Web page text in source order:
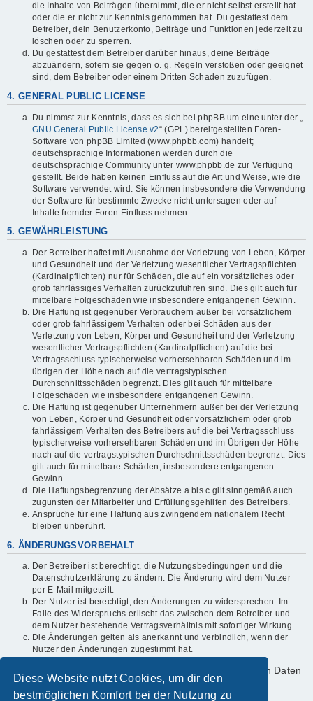
Diese Website nutzt Cookies, um dir den
bestmöglichen Komfort bei der Nutzung zu
die Inhalte von Beiträgen übernimmt, die er nicht selbst erstellt hat
oder die er nicht zur Kenntnis genommen hat. Du gestattest dem
Betreiber, dein Benutzerkonto, Beiträge und Funktionen jederzeit zu
löschen oder zu sperren.
Du gestattest dem Betreiber darüber hinaus, deine Beiträge
abzuändern, sofern sie gegen o. g. Regeln verstoßen oder geeignet
sind, dem Betreiber oder einem Dritten Schaden zuzufügen.
4. GENERAL PUBLIC LICENSE
Du nimmst zur Kenntnis, dass es sich bei phpBB um eine unter der „
GNU General Public License v2“ (GPL) bereitgestellten Foren-
Software von phpBB Limited (www.phpbb.com) handelt;
deutschsprachige Informationen werden durch die
deutschsprachige Community unter www.phpbb.de zur Verfügung
gestellt. Beide haben keinen Einfluss auf die Art und Weise, wie die
Software verwendet wird. Sie können insbesondere die Verwendung
der Software für bestimmte Zwecke nicht untersagen oder auf
Inhalte fremder Foren Einfluss nehmen.
5. GEWÄHRLEISTUNG
Der Betreiber haftet mit Ausnahme der Verletzung von Leben, Körper
und Gesundheit und der Verletzung wesentlicher Vertragspflichten
(Kardinalpflichten) nur für Schäden, die auf ein vorsätzliches oder
grob fahrlässiges Verhalten zurückzuführen sind. Dies gilt auch für
mittelbare Folgeschäden wie insbesondere entgangenen Gewinn.
Die Haftung ist gegenüber Verbrauchern außer bei vorsätzlichem
oder grob fahrlässigem Verhalten oder bei Schäden aus der
Verletzung von Leben, Körper und Gesundheit und der Verletzung
wesentlicher Vertragspflichten (Kardinalpflichten) auf die bei
Vertragsschluss typischerweise vorhersehbaren Schäden und im
übrigen der Höhe nach auf die vertragstypischen
Durchschnittsschäden begrenzt. Dies gilt auch für mittelbare
Folgeschäden wie insbesondere entgangenen Gewinn.
Die Haftung ist gegenüber Unternehmern außer bei der Verletzung
von Leben, Körper und Gesundheit oder vorsätzlichem oder grob
fahrlässigem Verhalten des Betreibers auf die bei Vertragsschluss
typischerweise vorhersehbaren Schäden und im Übrigen der Höhe
nach auf die vertragstypischen Durchschnittsschäden begrenzt. Dies
gilt auch für mittelbare Schäden, insbesondere entgangenen
Gewinn.
Die Haftungsbegrenzung der Absätze a bis c gilt sinngemäß auch
zugunsten der Mitarbeiter und Erfüllungsgehilfen des Betreibers.
Ansprüche für eine Haftung aus zwingendem nationalem Recht
bleiben unberührt.
6. ÄNDERUNGSVORBEHALT
Der Betreiber ist berechtigt, die Nutzungsbedingungen und die
Datenschutzerklärung zu ändern. Die Änderung wird dem Nutzer
per E-Mail mitgeteilt.
Der Nutzer ist berechtigt, den Änderungen zu widersprechen. Im
Falle des Widerspruchs erlischt das zwischen dem Betreiber und
dem Nutzer bestehende Vertragsverhältnis mit sofortiger Wirkung.
Die Änderungen gelten als anerkannt und verbindlich, wenn der
Nutzer den Änderungen zugestimmt hat.
Informationen über den Umgang mit deinen persönlichen Daten
sind in der Datenschutzerklärung enthalten.